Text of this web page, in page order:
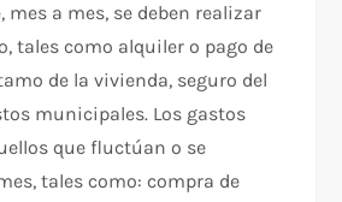
mes a mes, se deben realizar
tales como alquiler o pago de
de la vivienda, seguro del
municipales. Los gastos
que fluctúan o se
tales como: compra de